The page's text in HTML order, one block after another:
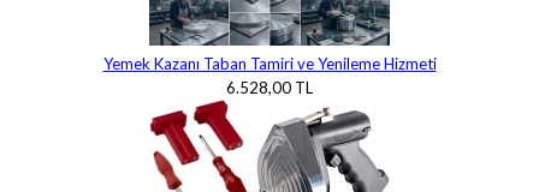
Yemek Kazanı Taban Tamiri ve Yenileme Hizmeti
6.528,00 TL